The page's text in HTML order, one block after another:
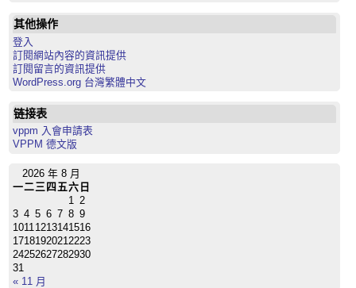
其他操作
登入
訂閱網站內容的資訊提供
訂閱留言的資訊提供
WordPress.org 台灣繁體中文
链接表
vppm 入會申請表
VPPM 德文版
2026 年 8 月
一二三 四 五六 日
1
2
3 4 5 6 7 8 9
1011 1213141516
1718192021 2223
24252627282930
31
« 11 月